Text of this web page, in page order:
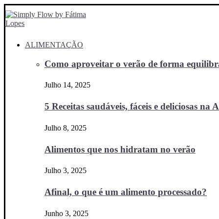
ALIMENTAÇÃO
Como aproveitar o verão de forma
Julho 14, 2025
5 Receitas saudáveis, fáceis e deliciosas na
Julho 8, 2025
Alimentos que nos hidratam no verão
Julho 3, 2025
Afinal, o que é um alimento processado?
Junho 3, 2025